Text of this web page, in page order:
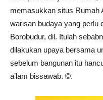
memasukkan situs Rumah
warisan budaya yang perlu
Borobudur, dil. Itulah
dilakukan upaya bersama
sebelum bangunan itu
a’lam bissawab. ©️.